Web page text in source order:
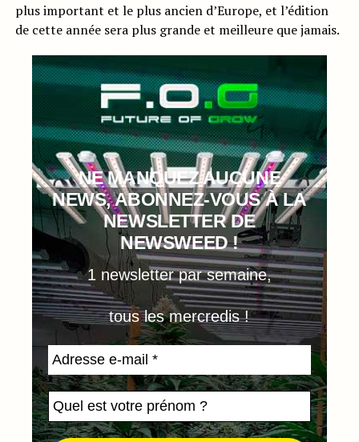
plus important et le plus ancien d’Europe, et l’édition
de cette année sera plus grande et meilleure que jamais.
NE MANQUEZ AUCUNE
NEWS, ABONNEZ-VOUS À LA
NEWSLETTER DE
NEWSWEED !
1 newsletter par semaine,
tous les mercredis !